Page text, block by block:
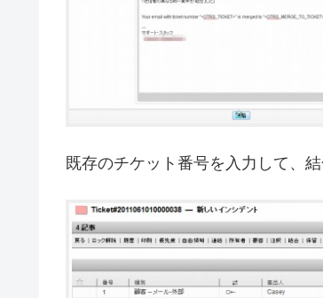
既存のチケット番号を入力して、結